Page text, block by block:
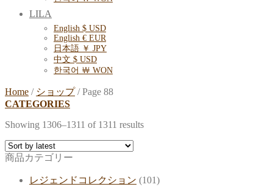
LILA
English $ USD
English € EUR
日本語 ￥ JPY
中文 $ USD
한국어 ￦ WON
Home / ショップ /Page 88
CATEGORIES
Showing 1306–1311 of 1311 results
商品カテゴリー
レジェンドコレクション (101)